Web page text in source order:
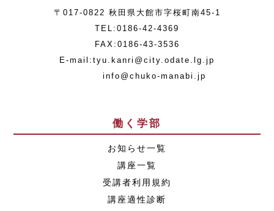
〒017-0822 秋田県大館市字桜町南45-1
TEL:0186-42-4369
FAX:0186-43-3536
E-mail:tyu.kanri@city.odate.lg.jp
info@chuko-manabi.jp
働く学部
お知らせ一覧
講座一覧
受講者利用規約
講座適性診断